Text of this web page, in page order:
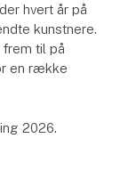
hvert år på
kunstnere.
frem til på
en række
2026.